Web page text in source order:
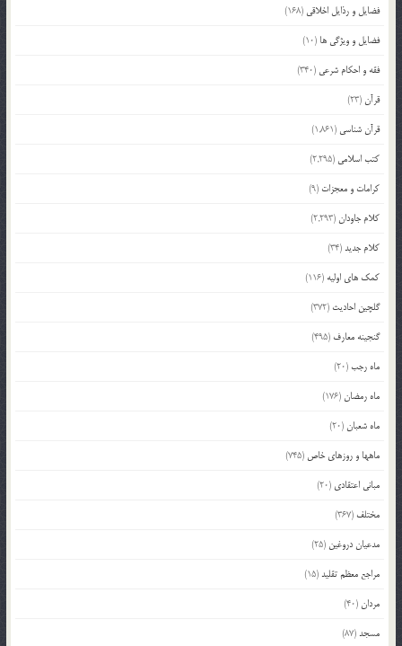
فضایل و رذایل اخلاقی (168)
فضایل و ویژگی ها (10)
فقه و احکام شرعی (340)
قرآن(23)
قرآن شناسی (1,861)
کتب اسلامی (2,295)
کرامات و معجزات (9)
کلام جاودان(2,293)
کلام جدید(34)
کمک های اولیه (116)
گلچین احادیث (372)
گنجینه معارف (495)
ماه رجب(20)
ماه رمضان(176)
ماه شعبان(20)
ماهها و روزهای خاص (745)
مبانی اعتقادی (20)
مختلف (367)
مدعیان دروغین (25)
مراجع معظم تقلید(15)
مردان(40)
مسجد(87)